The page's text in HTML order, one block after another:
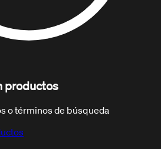
productos
o términos de búsqueda